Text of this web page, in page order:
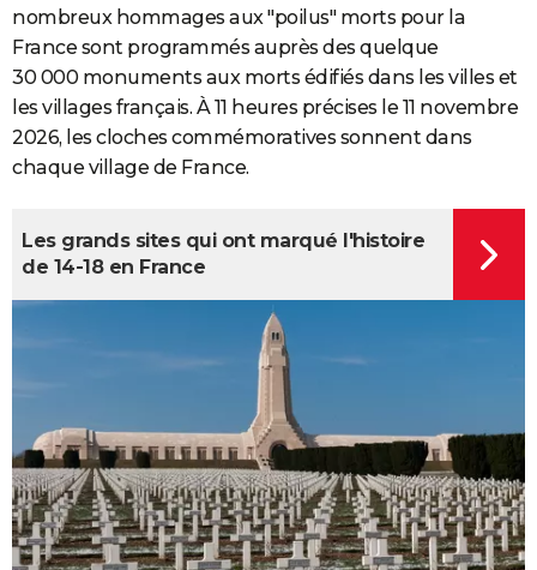
nombreux hommages aux "poilus" morts pour la
France sont programmés auprès des quelque
30 000 monuments aux morts édifiés dans les villes et
les villages français. À 11 heures précises le 11 novembre
2026, les cloches commémoratives sonnent dans
chaque village de France.
Les grands sites qui ont marqué l'histoire
de 14-18 en France